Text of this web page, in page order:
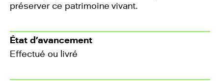
préserver ce patrimoine vivant.
État d’avancement
Effectué ou livré